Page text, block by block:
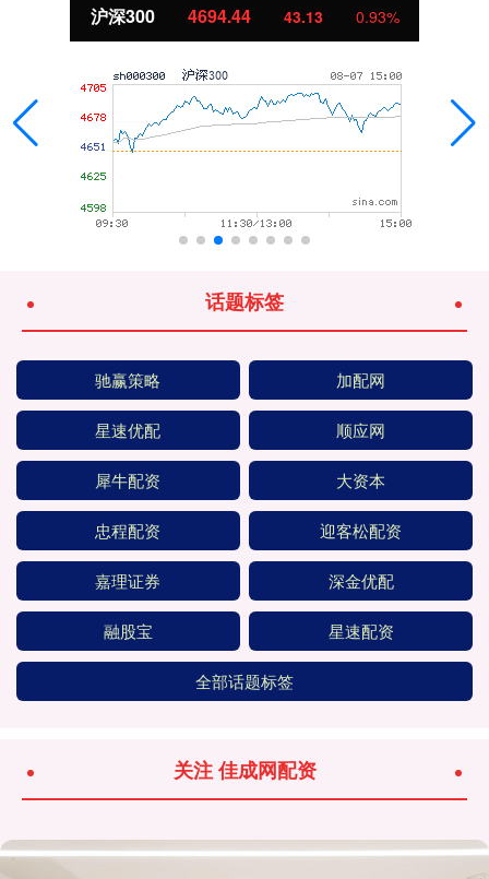
北证50 1134.24 11.37 1.01%
话题标签
驰赢策略 加配网
星速优配 顺应网
犀牛配资 大资本
忠程配资 迎客松配资
嘉理证券 深金优配
融股宝 星速配资
全部话题标签
关注 佳成网配资